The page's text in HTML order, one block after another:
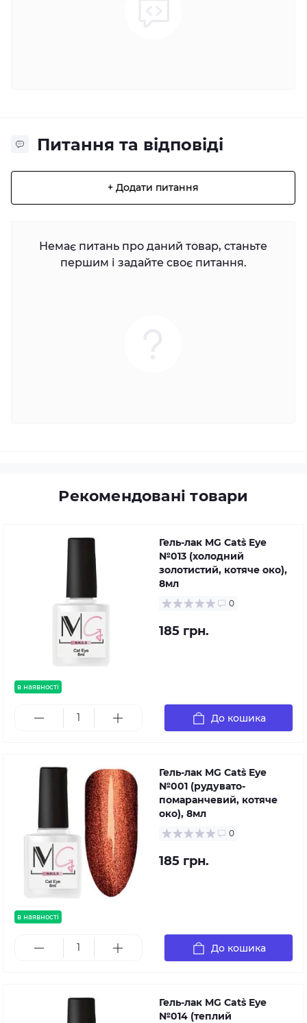
Питання та відповіді
+ Додати питання
Немає питань про даний товар, станьте
першим і задайте своє питання.
Рекомендовані товари
в наявності
Гель-лак MG Cat`s Eye
№013 (холодний
золотистий, котяче око),
8мл
0
185 грн.
До кошика
в наявності
Гель-лак MG Cat`s Eye
№001 (рудувато-
помаранчевий, котяче
око), 8мл
0
185 грн.
До кошика
Гель-лак MG Cat`s Eye
№014 (теплий